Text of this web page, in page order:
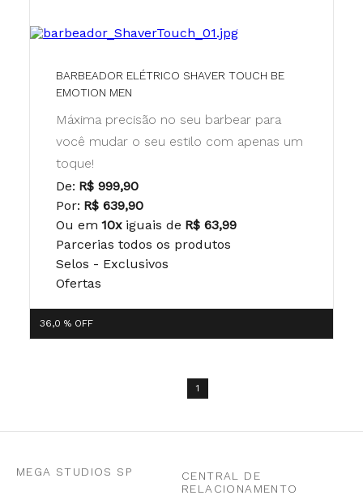
BARBEADOR ELÉTRICO SHAVER TOUCH BE
EMOTION MEN
Máxima precisão no seu barbear para
você mudar o seu estilo com apenas um
toque!
De: R$ 999,90
Por: R$ 639,90
Ou em 10x iguais de R$ 63,99
Parcerias todos os produtos
Selos - Exclusivos
Ofertas
36,0 % OFF
1
MEGA STUDIOS SP
CENTRAL DE
RELACIONAMENTO